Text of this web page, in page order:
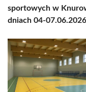
sportowych w
dniach 04-